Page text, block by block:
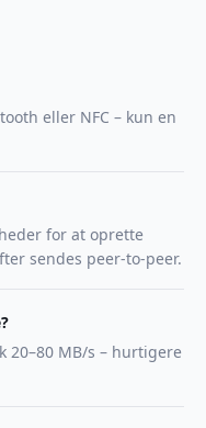
eller NFC – kun en
for at oprette
sendes peer-to-peer.
20–80 MB/s – hurtigere